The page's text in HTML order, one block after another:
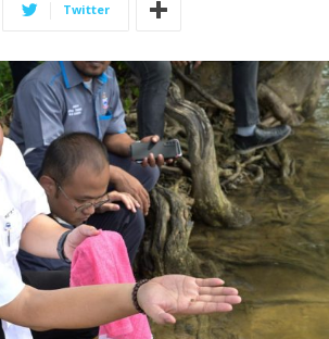
Twitter